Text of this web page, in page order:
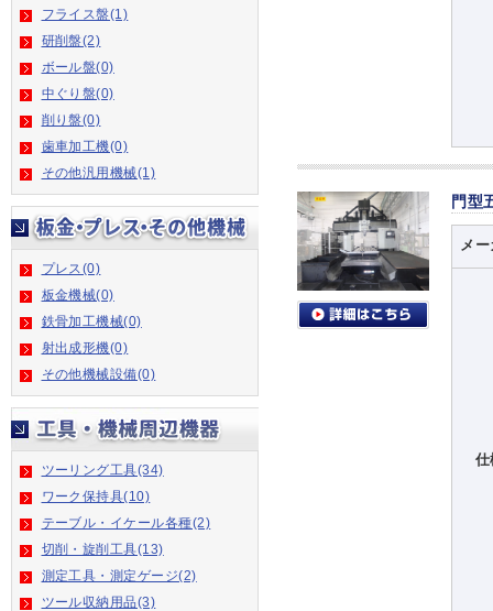
フライス盤(1)
研削盤(2)
ボール盤(0)
中ぐり盤(0)
削り盤(0)
歯車加工機(0)
その他汎用機械(1)
プレス(0)
板金機械(0)
鉄骨加工機械(0)
射出成形機(0)
その他機械設備(0)
ツーリング工具(34)
ワーク保持具(10)
テーブル・イケール各種(2)
切削・旋削工具(13)
測定工具・測定ゲージ(2)
ツール収納用品(3)
門型
メ
仕